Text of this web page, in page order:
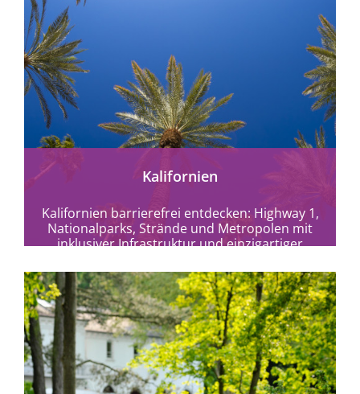
mehr erfahren
Kalifornien
Kalifornien barrierefrei entdecken: Highway 1,
Nationalparks, Strände und Metropolen mit
inklusiver Infrastruktur und einzigartiger